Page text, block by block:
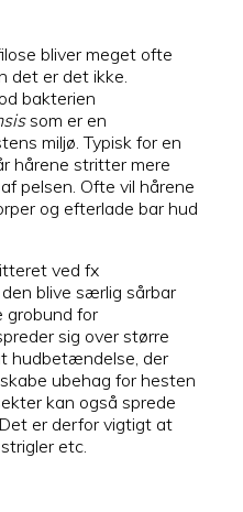
bliver meget ofte
det er det ikke.
bakterien
som er en
miljø. Typisk for en
hårene stritter mere
pelsen. Ofte vil hårene
og efterlade bar hud
ved fx
blive særlig sårbar
grobund for
sig over større
hudbetændelse, der
ubehag for hesten
kan også sprede
er derfor vigtigt at
etc.